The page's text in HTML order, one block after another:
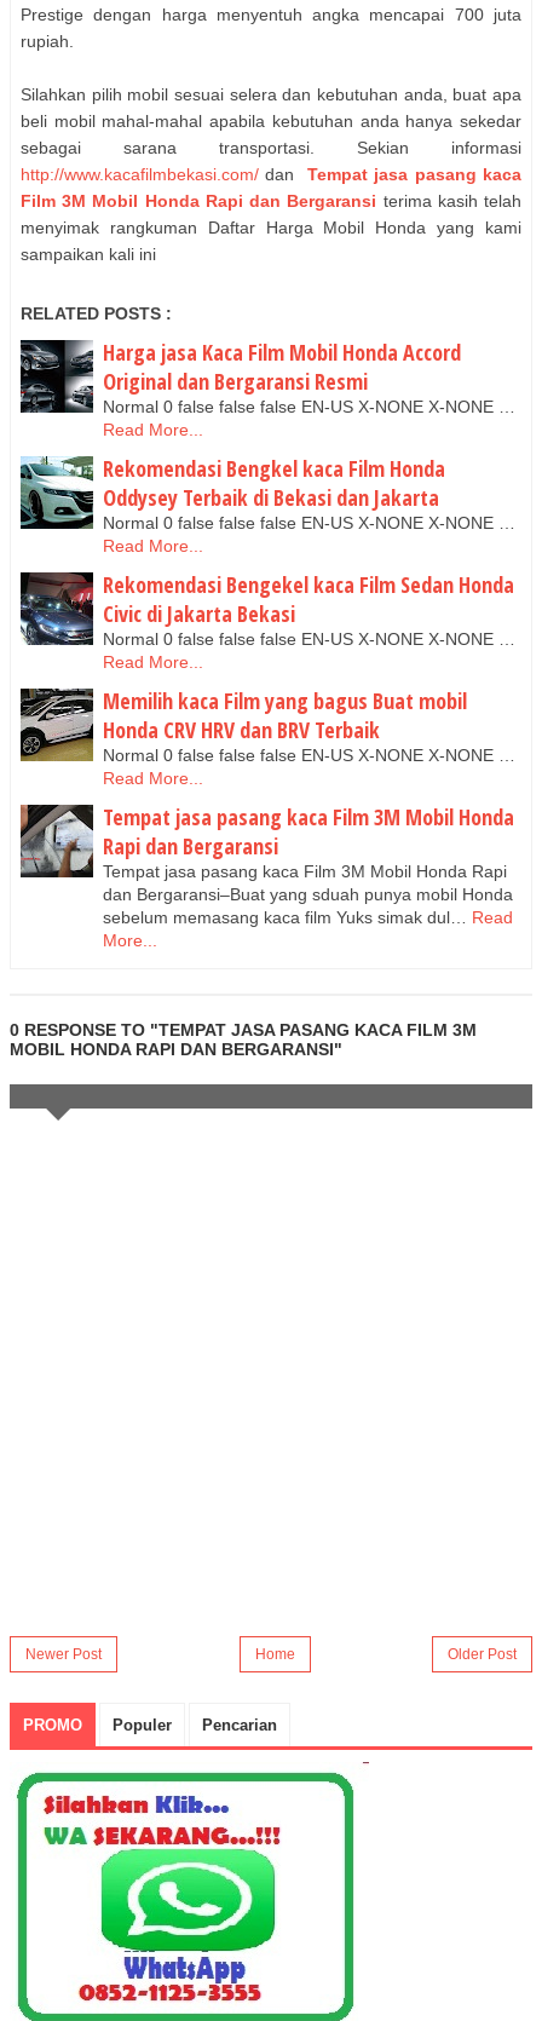
Prestige dengan harga menyentuh angka mencapai 700 juta
rupiah.
Silahkan pilih mobil sesuai selera dan kebutuhan anda, buat apa
beli mobil mahal-mahal apabila kebutuhan anda hanya sekedar
sebagai sarana transportasi. Sekian informasi
http://www.kacafilmbekasi.com/ dan Tempat jasa pasang kaca
Film 3M Mobil Honda Rapi dan Bergaransi terima kasih telah
menyimak rangkuman Daftar Harga Mobil Honda yang kami
sampaikan kali ini
RELATED POSTS :
Harga jasa Kaca Film Mobil Honda Accord
Original dan Bergaransi Resmi
Normal 0 false false false EN-US X-NONE X-NONE …
Read More...
Rekomendasi Bengkel kaca Film Honda
Oddysey Terbaik di Bekasi dan Jakarta
Normal 0 false false false EN-US X-NONE X-NONE …
Read More...
Rekomendasi Bengekel kaca Film Sedan Honda
Civic di Jakarta Bekasi
Normal 0 false false false EN-US X-NONE X-NONE …
Read More...
Memilih kaca Film yang bagus Buat mobil
Honda CRV HRV dan BRV Terbaik
Normal 0 false false false EN-US X-NONE X-NONE …
Read More...
Tempat jasa pasang kaca Film 3M Mobil Honda
Rapi dan Bergaransi
Tempat jasa pasang kaca Film 3M Mobil Honda Rapi
dan Bergaransi–Buat yang sduah punya mobil Honda
sebelum memasang kaca film Yuks simak dul… Read
More...
0 RESPONSE TO "TEMPAT JASA PASANG KACA FILM 3M
MOBIL HONDA RAPI DAN BERGARANSI"
Newer Post Older Post
Home
PROMO Populer Pencarian